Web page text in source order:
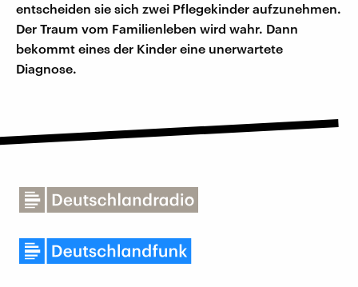
entscheiden sie sich zwei Pflegekinder aufzunehmen.
Der Traum vom Familienleben wird wahr. Dann
bekommt eines der Kinder eine unerwartete
Diagnose.